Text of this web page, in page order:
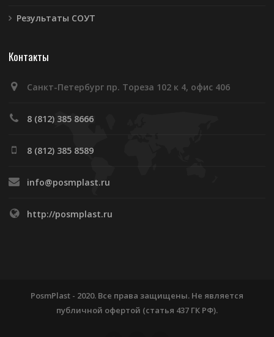
Результаты СОУТ
Контакты
Санкт-Петербург пр. Тореза 102 к 4, офис 406
8 (812) 385 8666
8 (812) 385 8589
info@posmplast.ru
http://posmplast.ru
PosmPlast - 2020. Все права защищены. Не является
публичной офертой (статья 437 ГК РФ).